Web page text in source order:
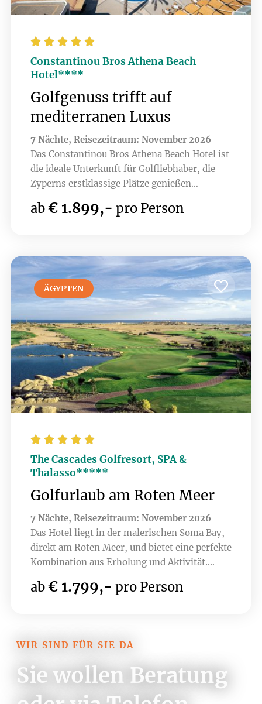
    
Constantinou Bros Athena Beach
Hotel****
Golfgenuss trifft auf
mediterranen Luxus
7 Nächte, Reisezeitraum: November 2026
Das Constantinou Bros Athena Beach Hotel ist
die ideale Unterkunft für Golfliebhaber, die
Zyperns erstklassige Plätze genießen
Top-Golfplätze wie Elea, Minthis , PGA -
ein Spa und erstklassige Restaurants, sorgen
für Erholung nach einer Runde Golf.
ab€ 1.899,- pro Person
ÄGYPTEN
    
The Cascades Golfresort, SPA &
Thalasso*****
Golfurlaub am Roten Meer
7 Nächte, Reisezeitraum: November 2026
Das Hotel liegt in der malerischen Soma Bay,
direkt am Roten Meer, und bietet eine perfekte
Kombination aus Erholung und Aktivität.
sich hier nicht nur die Ruhe genießen,
Course mit seinen spektakulären Ausblicken
auf das Meer und die Wüste verspricht ein
einzigartiges Golferlebnis. Aktuell sind auch
bereits 9 Loch des brandneuen Golfplatzes
ab€ 1.799,- pro Person
WIR SIND FÜR SIE DA
Sie wollen Beratung